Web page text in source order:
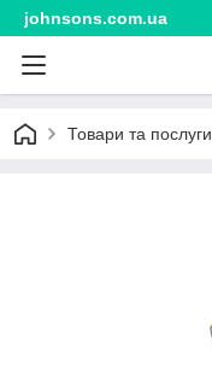
johnsons.com.ua
Товари та послуги